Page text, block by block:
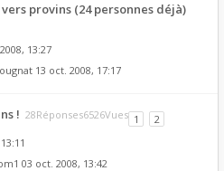
provins (24 personnes déjà)
13:27
13 oct. 2008, 17:17
! 28Réponses6526Vues 1
2
03 oct. 2008, 13:42